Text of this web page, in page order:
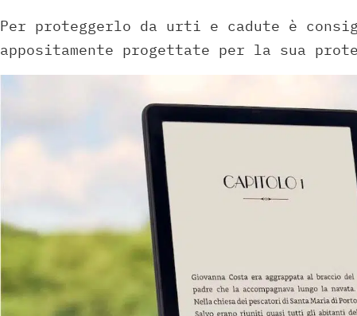
Per proteggerlo da urti e cadute è
appositamente progettate per la sua